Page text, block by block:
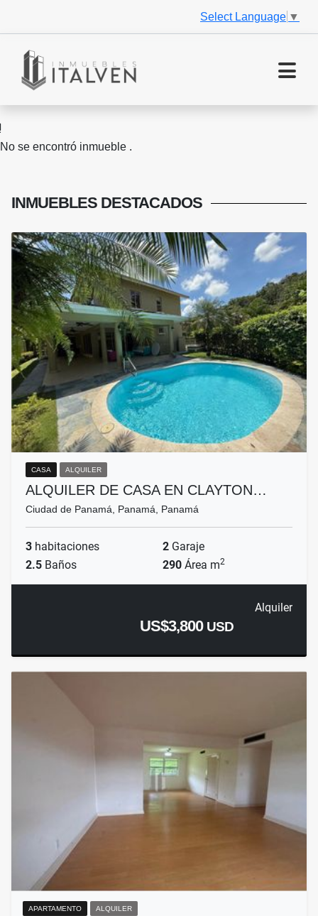
Select Language ▼
No se encontró inmueble .
INMUEBLES DESTACADOS
CASA ALQUILER
ALQUILER DE CASA EN CLAYTON…
Ciudad de Panamá, Panamá, Panamá
3 habitaciones 2 Garaje
2.5 Baños 290 Área m2
Alquiler
US$3,800 USD
APARTAMENTO ALQUILER